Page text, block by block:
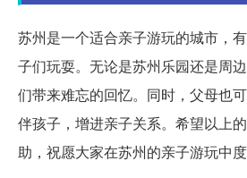
苏州是一个适合亲子游玩的城市，
子们玩耍。无论是苏州乐园还是周
们带来难忘的回忆。同时，父母也
伴孩子，增进亲子关系。希望以上
助，祝愿大家在苏州的亲子游玩中